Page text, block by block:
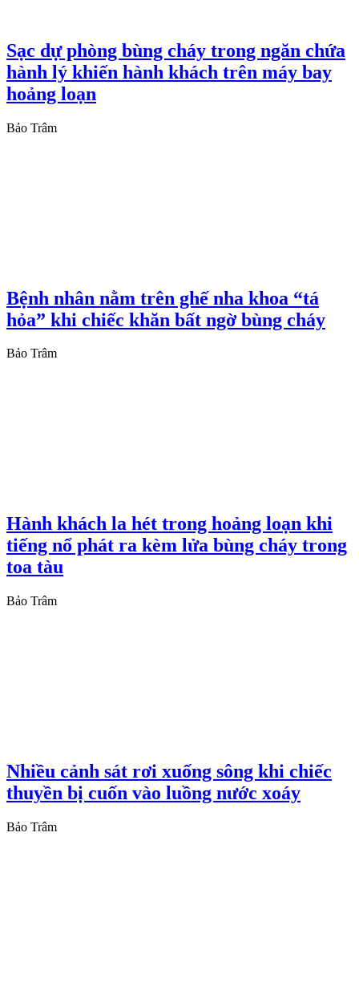
Sạc dự phòng bùng cháy trong ngăn chứa
hành lý khiến hành khách trên máy bay
hoảng loạn
Bảo Trâm
Bệnh nhân nằm trên ghế nha khoa “tá
hỏa” khi chiếc khăn bất ngờ bùng cháy
Bảo Trâm
Hành khách la hét trong hoảng loạn khi
tiếng nổ phát ra kèm lửa bùng cháy trong
toa tàu
Bảo Trâm
Nhiều cảnh sát rơi xuống sông khi chiếc
thuyền bị cuốn vào luồng nước xoáy
Bảo Trâm